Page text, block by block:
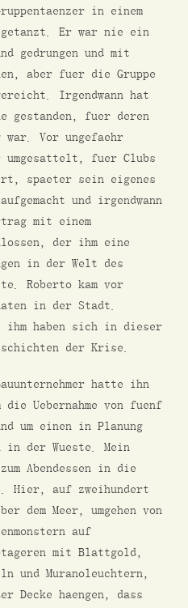
in einem
getanzt. Er war nie ein
gedrungen und mit
aber fuer die Gruppe
Irgendwann hat
gestanden, fuer deren
war. Vor ungefaehr
umgesattelt, fuer Clubs
spaeter sein eigenes
und irgendwann
mit einem
der ihm eine
in der Welt des
Roberto kam vor
in der Stadt.
ihm haben sich in dieser
der Krise.
hatte ihn
Uebernahme von fuenf
um einen in Planung
in der Wueste. Mein
Abendessen in die
Hier, auf zweihundert
dem Meer, umgehen von
auf
mit Blattgold,
und Muranoleuchtern,
Decke haengen, dass